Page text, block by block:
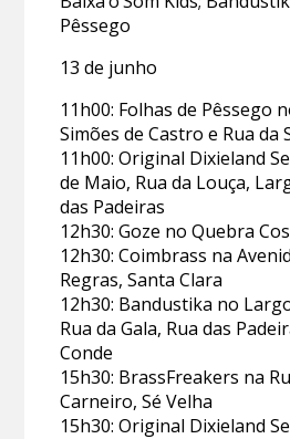
Pêssego
13 de junho
11h00: Folhas de Pêssego
Simões de Castro e Rua da
11h00: Original Dixieland
de Maio, Rua da Louça,
das Padeiras
12h30: Goze no Quebra
12h30: Coimbrass na
Regras, Santa Clara
12h30: Bandustika no
Rua da Gala, Rua das
Conde
15h30: BrassFreakers na
Carneiro, Sé Velha
15h30: Original Dixieland